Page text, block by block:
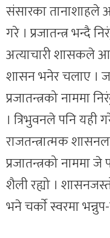
संसारका तानाशाहले
गरे । प्रजातन्त्र भन्दै
अत्याचारी शासकले
शासन भनेर चलाए ।
प्रजातन्त्रको नाममा
। त्रिभुवनले पनि
राजतन्त्रात्मक
प्रजातन्त्रको नाममा
शैली रह्यो ।
भने चर्काे स्वरमा